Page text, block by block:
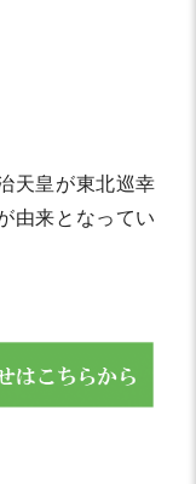
天皇が東北巡幸
由来となってい